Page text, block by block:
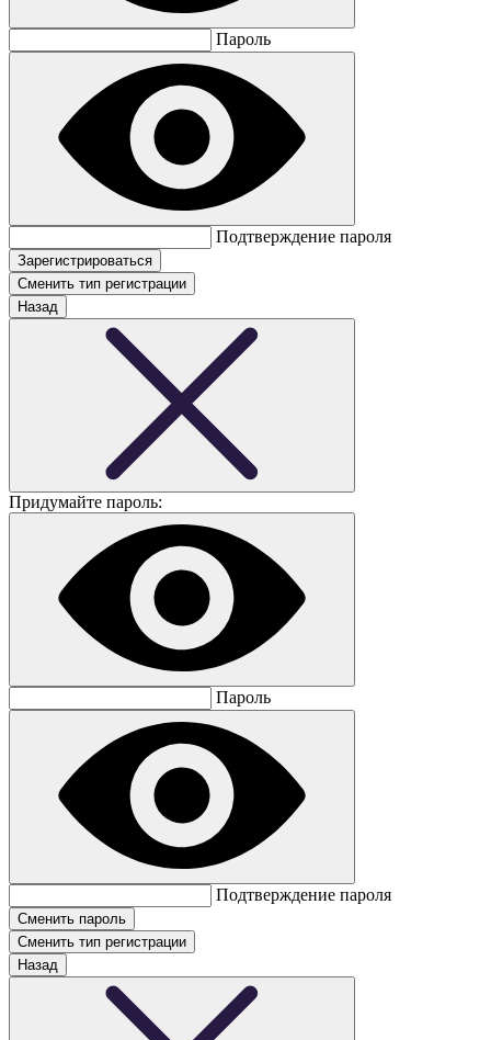
Пароль
Подтверждение пароля
Сменить тип регистрации
Назад
Придумайте пароль:
Пароль
Подтверждение пароля
Сменить тип регистрации
Назад